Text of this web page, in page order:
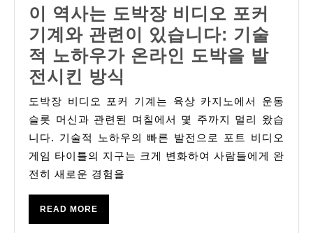
Sound
files
within
the
internet
Slot
machine
이 역사는 도박장 비디오 포커
기계와 관련이 있습니다: 기술
적 노하우가 온라인 도박을 발
전시킨 방식
역
사
는
도
도박장 비디오 포커 기계는 육상 카지노에서 운동
슬롯 머신과 관련된 며칠에서 몇 주까지 멀리 왔습
니다. 기술적 노하우의 빠른 발전으로 포트 비디오
게임 타이틀의 지구는 크게 변화하여 사람들에게 완
전히 새로운 경험을
READ MORE